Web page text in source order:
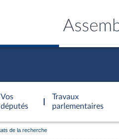
Vos
députés
Travaux
parlementaires
de la recherche